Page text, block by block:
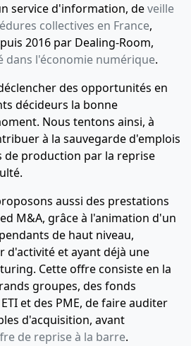
service d'information, deveille
collectives en France,
2016 par Dealing-Room,
dans l'économie numérique.
des opportunités en
décideurs la bonne
Nous tentons ainsi, à
à la sauvegarde d'emplois
de production par la reprise
aussi des prestations
M&A, grâce à l'animation d'un
de haut niveau,
d'activité et ayant déjà une
Cette offre consiste en la
groupes, des fonds
et des PME, de faire auditer
d'acquisition, avant
de reprise à la barre.